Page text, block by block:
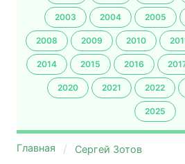
2003 2004 2005
2008 2009 2010
2014 2015 2016
2020 2021 2022
2025
Главная Сергей Зотов